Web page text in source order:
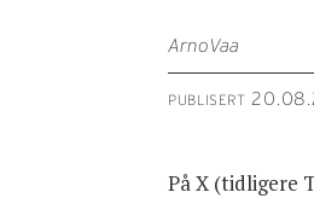
ArnoVaa
PUBLISERT
På X (tidligere